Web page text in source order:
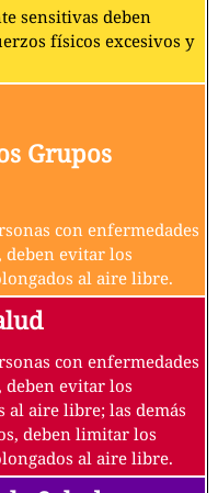
sensitivas deben
físicos excesivos y
Grupos
con enfermedades
deben evitar los
al aire libre.
con enfermedades
deben evitar los
al aire libre; las demás
deben limitar los
al aire libre.